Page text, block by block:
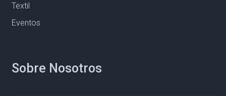
Textil
Eventos
Sobre Nosotros